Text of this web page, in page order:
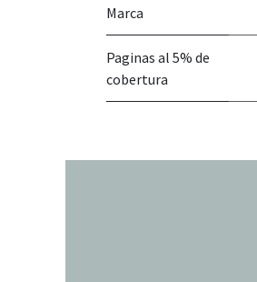
Marca
Paginas al 5% de
cobertura